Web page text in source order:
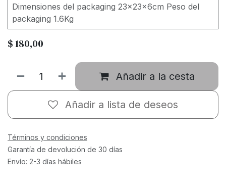
Dimensiones del packaging 23x23x6cm Peso del
packaging 1.6Kg
$180,00
Añadir a la cesta
Añadir a lista de deseos
Términos y condiciones
Garantía de devolución de 30 días
Envío: 2-3 días hábiles